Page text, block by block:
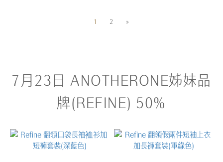
1 2 »
7月23日 ANOTHERONE姊妹品
牌(REFINE) 50%